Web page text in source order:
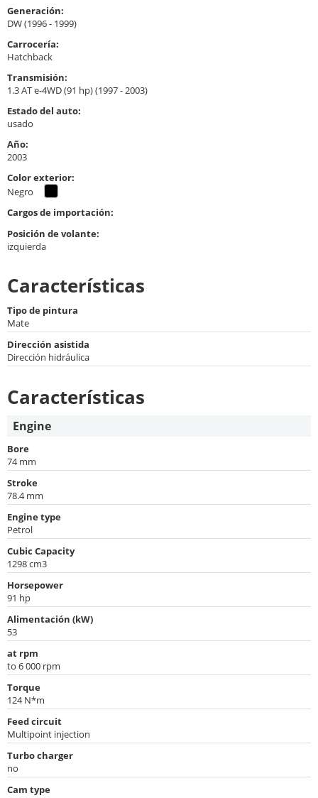
Generación:
DW (1996 - 1999)
Carrocería:
Hatchback
Transmisión:
1.3 AT e-4WD (91 hp) (1997 - 2003)
Estado del auto:
usado
Año:
2003
Color exterior:
Negro
Cargos de importación:
Posición de volante:
izquierda
Características
Tipo de pintura
Mate
Dirección asistida
Dirección hidráulica
Características
Engine
Bore
74 mm
Stroke
78.4 mm
Engine type
Petrol
Cubic Capacity
1298 cm3
Horsepower
91 hp
Alimentación (kW)
53
at rpm
to 6 000 rpm
Torque
124 N*m
Feed circuit
Multipoint injection
Turbo charger
no
Cam type